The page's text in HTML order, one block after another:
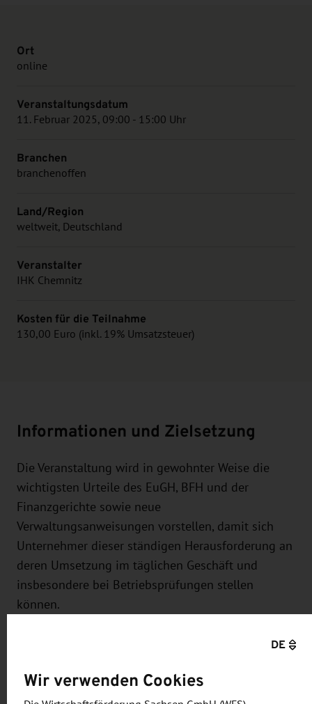
Ort
online
Veranstaltungsdatum
11. Februar 2025, 09:00 - 15:00 Uhr
Branchen
branchenoffen
Land/Region
weltweit, Deutschland
Veranstalter
IHK Chemnitz
Kosten für die Teilnahme
130,00 Euro (inkl. 19% Umsatzsteuer)
Informationen und Zielsetzung
Die Veranstaltung wird in gewohnter Weise die
wichtigsten Urteile des EuGH, BFH und der
Finanzgerichte sowie neue
Verwaltungsanweisungen vorstellen, damit sich
Unternehmer dieser ständigen Herausforderung an
deren Umsetzung im täglichen Geschäft und
insbesondere bei Betriebsprüfungen stellen
können.
Die exakten Inhalte der Themenblöcke stehen zum
kurzfristig ergeben.
DE
Wir verwenden Cookies